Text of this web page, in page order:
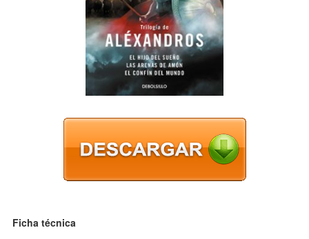
Ficha técnica